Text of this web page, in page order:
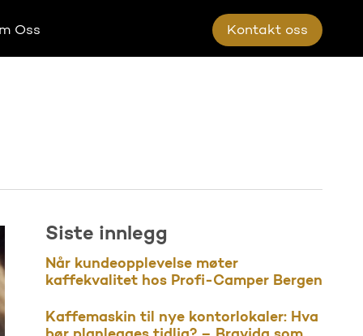
Oss Kontakt oss
Siste innlegg
Når kundeopplevelse møter
kaffekvalitet hos Profi-Camper Bergen
Kaffemaskin til nye kontorlokaler: Hva